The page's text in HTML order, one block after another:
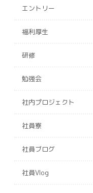
エントリー
福利厚生
研修
勉強会
社内プロジェクト
社員寮
社員ブログ
社員Vlog